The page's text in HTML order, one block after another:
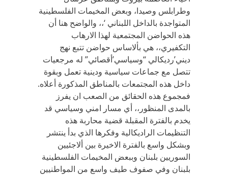
وطرابلس وصيدا، وبعض المخيمات الفلسطينية
المتواجدة بالداخل اللبناني ‘،، والواضح هنا أن
هذه الحواضن المجتمعية لهذا الارهاب
التكفيري،، هي بألاساس حواضن تتبع نهج
ديني’رديكالي “وسياسي’أقصائي” له مرجعيات
تتصل مع جماعات سياسية ودينية تعمل وبقوة
داخل هذه المجتمعات بالمناطق المذكورة أعلاه.
فمجموع هذه الحقائق من الصعب ان يفرز
بالمدى المنظور،، أي مسار امني وسياسي قد
يخدم بالفترة المقبلة قضية محاربة هذه
التنظيمات الراديكالية وفكرها الذي بدأ ينتشر
وبشكل واسع بالفترة الاخيرة بين ألاجئيين
السوريين بلبنان وببعض المخيمات الفلسطينية
بلبنان وفي صفوف طيف واسع من المواطنيين